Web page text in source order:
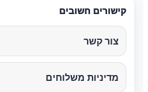
קישורים חשובים
צור קשר
מדיניות משלוחים